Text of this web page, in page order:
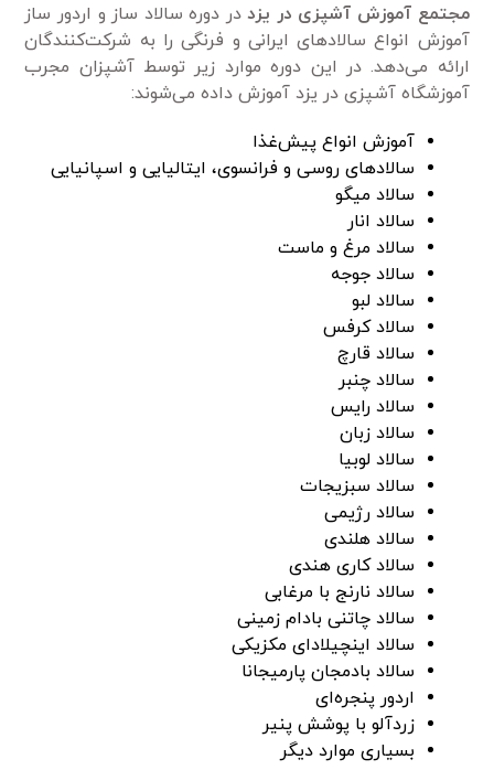
مجتمع آموزش آشپزی در یزد در دوره سالاد ساز و اردور ساز
آموزش انواع سالاد‌های ایرانی و فرنگی را به شرکت‌کنندگان
ارائه می‌دهد. در این دوره موارد زیر توسط آشپزان مجرب
آموزشگاه آشپزی در یزد آموزش داده می‌شوند:
آموزش انواع پیش‌غذا
سالاد‌های روسی و فرانسوی، ایتالیایی و اسپانیایی
سالاد میگو
سالاد انار
سالاد مرغ و ماست
سالاد جوجه
سالاد لبو
سالاد کرفس
سالاد قارچ
سالاد چنبر
سالاد رایس
سالاد زبان
سالاد لوبیا
سالاد سبزیجات
سالاد رژیمی‌
سالاد هلندی
سالاد کاری هندی
سالاد نارنج با مرغابی
سالاد چاتنی بادام زمینی
سالاد اینچیلادای مکزیکی
سالاد بادمجان پارمیجانا
اردور پنجره‌ای
زردآلو با پوشش پنیر
بسیاری موارد دیگر